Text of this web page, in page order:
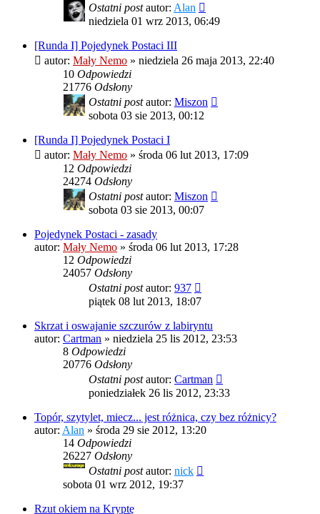
Ostatni postautor: Alan
niedziela 01 wrz 2013, 06:49
[Runda I] Pojedynek Postaci III
autor: Mały Nemo » niedziela 26 maja 2013, 22:40
10 Odpowiedzi
21776 Odsłony
Ostatni postautor: Miszon
sobota 03 sie 2013, 00:12
[Runda I] Pojedynek Postaci I
autor: Mały Nemo » środa 06 lut 2013, 17:09
12 Odpowiedzi
24274 Odsłony
Ostatni postautor: Miszon
sobota 03 sie 2013, 00:07
Pojedynek Postaci - zasady
autor: Mały Nemo » środa 06 lut 2013, 17:28
12 Odpowiedzi
24057 Odsłony
Ostatni postautor: 937
piątek 08 lut 2013, 18:07
Skrzat i oswajanie szczurów z labiryntu
autor: Cartman » niedziela 25 lis 2012, 23:53
8 Odpowiedzi
20776 Odsłony
Ostatni postautor: Cartman
poniedziałek 26 lis 2012, 23:33
Topór, szytylet, miecz... jest różnica, czy bez różnicy?
autor: Alan » środa 29 sie 2012, 13:20
14 Odpowiedzi
26227 Odsłony
Ostatni postautor: nick
sobota 01 wrz 2012, 19:37
Rzut okiem na Kryptę